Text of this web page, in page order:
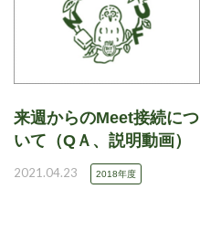
来週からのMeet接続につ
いて（QＡ、説明動画）
2021.04.23 2018年度